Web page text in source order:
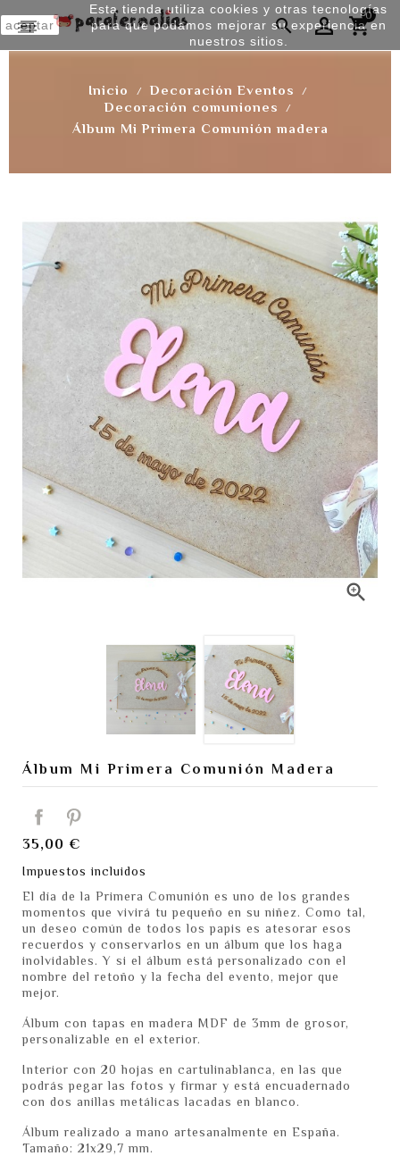

 0
Inicio
Decoración Eventos
Decoración comuniones
Álbum Mi Primera Comunión madera

Álbum Mi Primera Comunión Madera
35,00 €
Impuestos incluidos
El día de la Primera Comunión es uno de los grandes
momentos que vivirá tu pequeño en su niñez. Como tal,
un deseo común de todos los papis es atesorar esos
recuerdos y conservarlos en un álbum que los haga
inolvidables. Y si el álbum está personalizado con el
nombre del retoño y la fecha del evento, mejor que
mejor.
Álbum con tapas en madera MDF de 3mm de grosor,
personalizable en el exterior.
Interior con 20 hojas en cartulinablanca, en las que
podrás pegar las fotos y firmar y está encuadernado
con dos anillas metálicas lacadas en blanco.
Álbum realizado a mano artesanalmente en España.
Tamaño: 21x29,7 mm.
aceptar
Esta tienda utiliza cookies y otras tecnologías
para que podamos mejorar su experiencia en
nuestros sitios.